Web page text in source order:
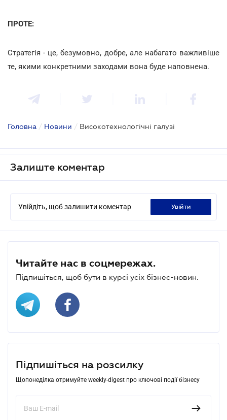
ПРОТЕ:
Стратегія - це, безумовно, добре, але набагато важливіше
те, якими конкретними заходами вона буде наповнена.
Головна / Новини / Високотехнологічні галузі
Залиште коментар
Увійдіть, щоб залишити коментар увійти
Читайте нас в соцмережах.
Підпишіться, щоб бути в курсі усіх бізнес-новин.
Підпишіться на розсилку
Щопонеділка отримуйте weekly-digest про ключові події бізнесу